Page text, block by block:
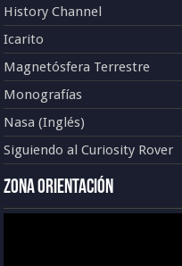
History Channel
Icarito
Magnetósfera Terrestre
Monografías
Nasa (Inglés)
Siguiendo al Curiosity Rover
Zona Orientación